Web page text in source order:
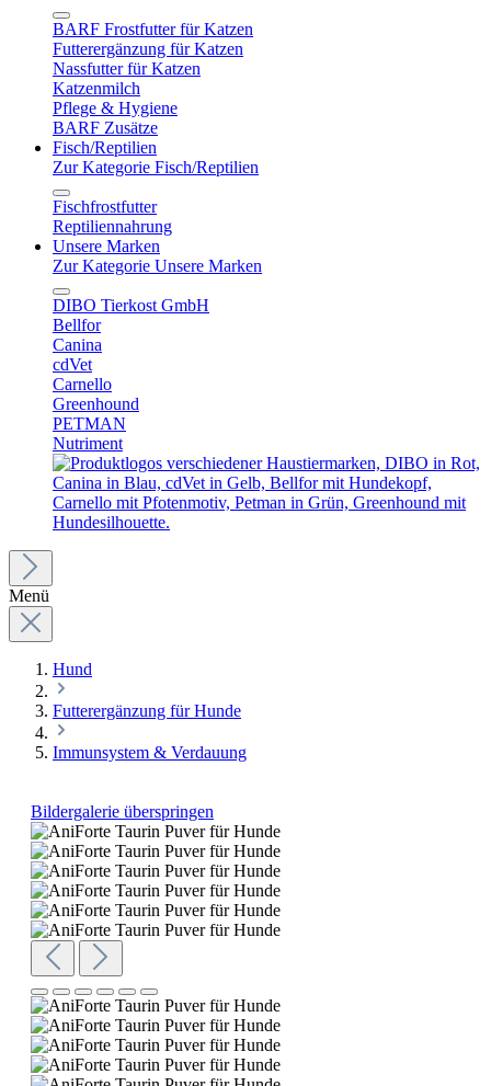
BARF Frostfutter für Katzen
Futterergänzung für Katzen
Nassfutter für Katzen
Katzenmilch
Pflege & Hygiene
BARF Zusätze
Fisch/Reptilien
Zur Kategorie Fisch/Reptilien
Fischfrostfutter
Reptiliennahrung
Unsere Marken
Zur Kategorie Unsere Marken
DIBO Tierkost GmbH
Bellfor
Canina
cdVet
Carnello
Greenhound
PETMAN
Nutriment
Menü
Hund
Futterergänzung für Hunde
Immunsystem & Verdauung
Bildergalerie überspringen